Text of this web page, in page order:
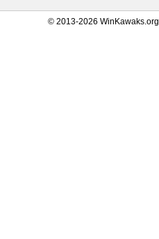
© 2013-2026